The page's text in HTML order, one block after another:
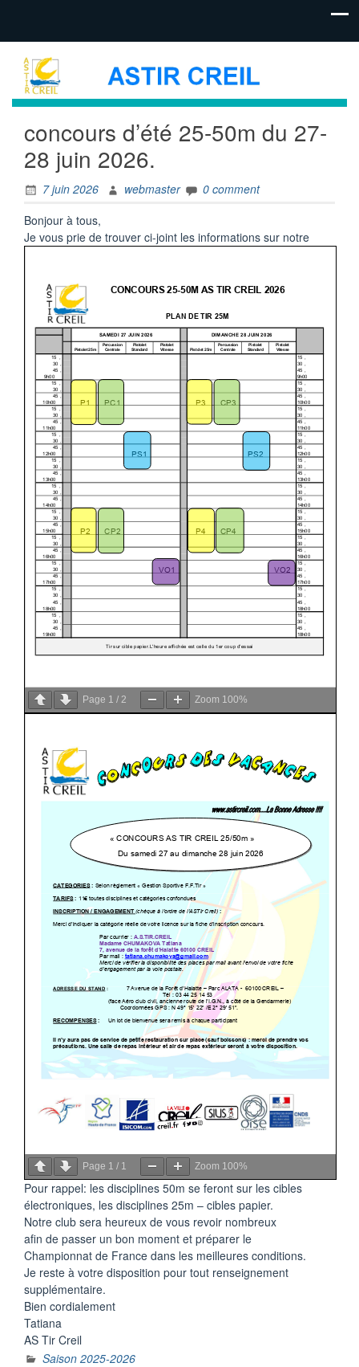
concours d’été 25-50m du 27-
28 juin 2026.
7 juin 2026 webmaster
0 comment
Bonjour à tous,
Je vous prie de trouver ci-joint les informations sur notre
Page 1 / 2 Zoom 100%
Page 1 / 1 Zoom 100%
Pour rappel: les disciplines 50m se feront sur les cibles
électroniques, les disciplines 25m – cibles papier.
Notre club sera heureux de vous revoir nombreux
afin de passer un bon moment et préparer le
Championnat de France dans les meilleures conditions.
Je reste à votre disposition pour tout renseignement
supplémentaire.
Bien cordialement
Tatiana
AS Tir Creil
Saison 2025-2026